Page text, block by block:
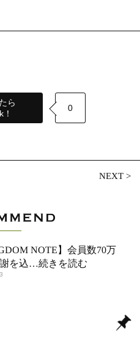
ら
0
NEXT>
NOTE】会員数70万
を込…続きを読む